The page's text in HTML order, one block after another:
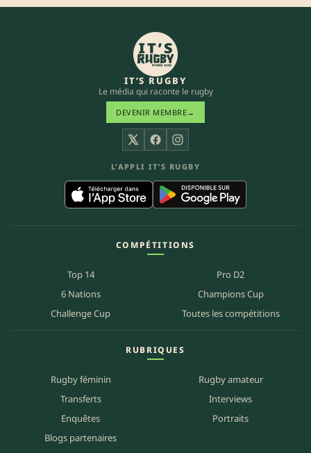
IT’S RUGBY
Le média qui raconte le rugby
DEVENIR MEMBRE→
X FacebookInstagram
L’APPLI IT’S RUGBY
COMPÉTITIONS
Top 14
Pro D2
6 Nations
Champions Cup
Challenge Cup
Toutes les compétitions
RUBRIQUES
Rugby féminin
Rugby amateur
Transferts
Interviews
Enquêtes
Portraits
Blogs partenaires